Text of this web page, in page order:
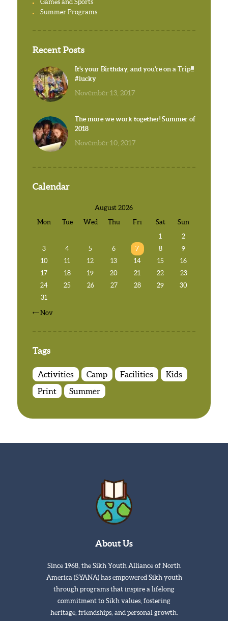
Games and Sports
Summer Programs
Recent Posts
It’s your Birthday, and you’re on a Trip!!!
#lucky
November 13, 2017
The more we work together! Summer of
2018
November 10, 2017
Calendar
August 2026
Mon
Tue Wed Thu Fri Sat
Sun
1
2
3
4 5 6 7 8
9
10
11 12 13 14 15
16
17
18 19 20 21 22
23
24
25 26 27 28 29
30
31
« Nov
Tags
Activities Camp Facilities
Kids
Print
Summer
About Us
Since 1968, the Sikh Youth Alliance of North
America (SYANA) has empowered Sikh youth
through programs that inspire a lifelong
commitment to Sikh values, fostering
heritage, friendships, and personal growth.